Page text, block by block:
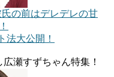
の前はデレデレの甘
法大公開！
瀬すずちゃん特集！